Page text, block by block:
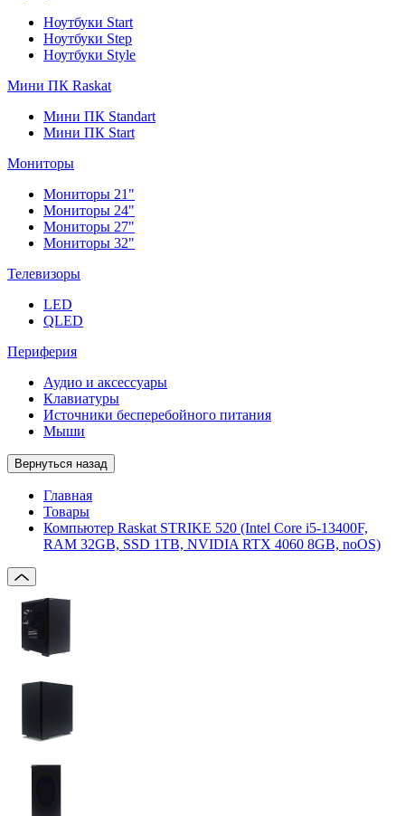
Ноутбуки Start
Ноутбуки Step
Ноутбуки Style
Мини ПК Raskat
Мини ПК Standart
Мини ПК Start
Мониторы
Мониторы 21"
Мониторы 24"
Мониторы 27"
Мониторы 32"
Телевизоры
LED
QLED
Периферия
Аудио и аксессуары
Клавиатуры
Источники бесперебойного питания
Мыши
Вернуться назад
Главная
Товары
Компьютер Raskat STRIKE 520 (Intel Core i5-13400F,
RAM 32GB, SSD 1TB, NVIDIA RTX 4060 8GB, noOS)